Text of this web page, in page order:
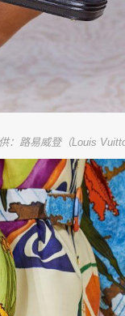
：路易威登（Louis